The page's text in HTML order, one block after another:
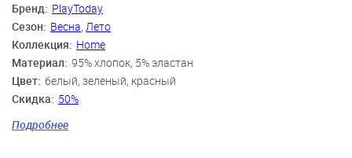
Бренд: PlayToday
Сезон: Весна, Лето
Коллекция: Home
Материал: 95% хлопок, 5% эластан
Цвет: белый, зеленый, красный
Скидка: 50%
Девочки
Возраст: 3 года, 4 года, 5 лет, 6 лет, 7 лет, 8 лет
Подробнее